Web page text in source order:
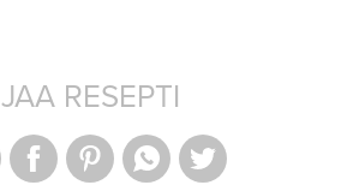
JAA RESEPTI